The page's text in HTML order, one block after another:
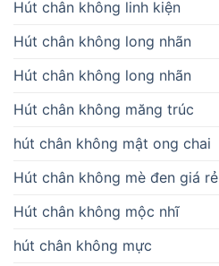
Hút chân không linh kiện
Hút chân không long nhãn
Hút chân không long nhãn
Hút chân không măng trúc
hút chân không mật ong chai
Hút chân không mè đen giá rẻ
Hút chân không mộc nhĩ
hút chân không mực